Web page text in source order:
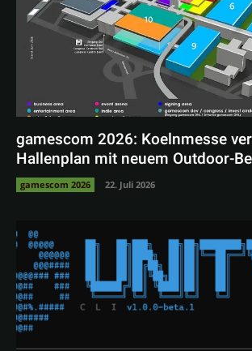
gamescom 2026: Koelnmesse
Hallenplan mit neuem Outdoor-
gamescom 2026 22. Juli 2026